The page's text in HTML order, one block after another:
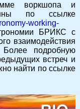
воркшопа и
по ссылке
working-
БРИКС с
взаимодействия
подробную
встреч и
найти по ссылке